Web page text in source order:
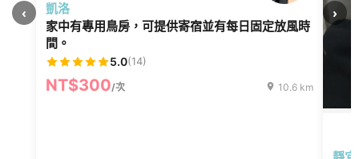
凱洛
家中有專用鳥房，可提供寄宿並有每日固定放風時
間。
5.0(14)
NT$300/次 10.6 km
‹ ›